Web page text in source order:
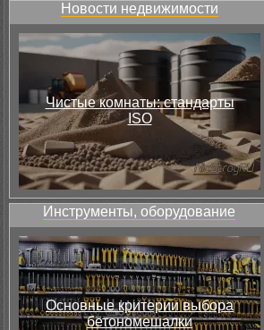
Новости недвижимости
Чистые комнаты: стандарты
ISO
Инструменты, оборудование
Основные критерии выбора
бетономешалки